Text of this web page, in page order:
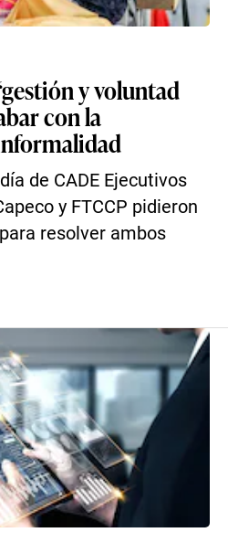
y voluntad
con la
de CADE Ejecutivos
y FTCCP pidieron
resolver ambos